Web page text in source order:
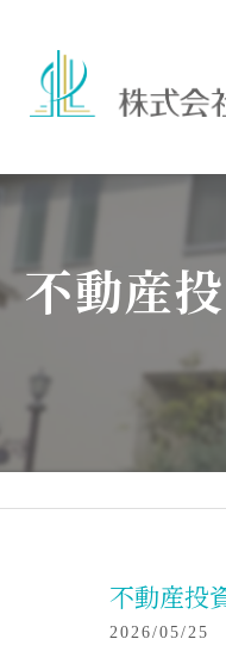
不動産
不動産投
2026/05/25